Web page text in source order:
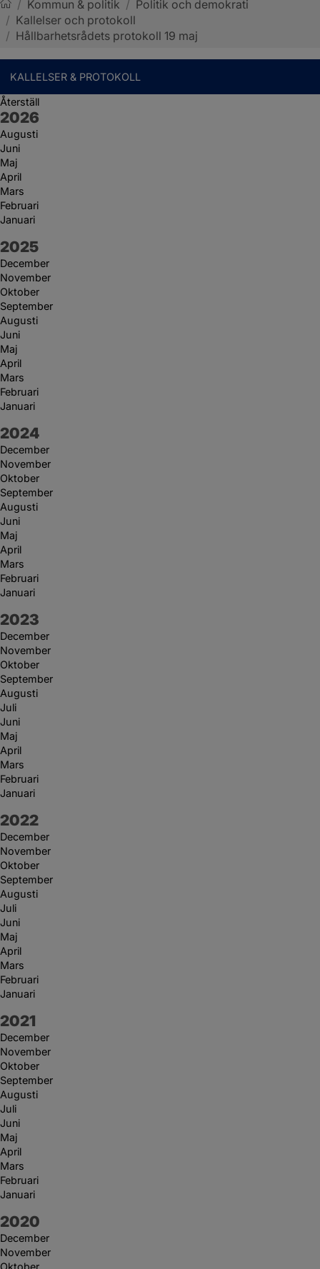
Sotenäs kommun
/ Kommun & politik / Politik och demokrati
/ Kallelser och protokoll
/ Hållbarhetsrådets protokoll 19 maj
KALLELSER & PROTOKOLL
Återställ
År:
2026
Augusti
Juni
Maj
April
Mars
Februari
Januari
År:
2025
December
November
Oktober
September
Augusti
Juni
Maj
April
Mars
Februari
Januari
År:
2024
December
November
Oktober
September
Augusti
Juni
Maj
April
Mars
Februari
Januari
År:
2023
December
November
Oktober
September
Augusti
Juli
Juni
Maj
April
Mars
Februari
Januari
År:
2022
December
November
Oktober
September
Augusti
Juli
Juni
Maj
April
Mars
Februari
Januari
År:
2021
December
November
Oktober
September
Augusti
Juli
Juni
Maj
April
Mars
Februari
Januari
År:
2020
December
November